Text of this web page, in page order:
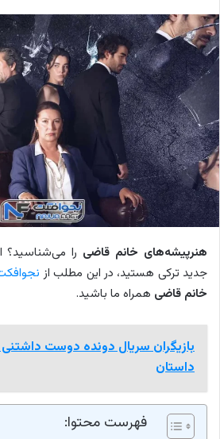
هنرپیشه‌های خانم قاضی را می‌شناسید؟
جدید ترکی هستید، در این مطلب از
خانم قاضی همراه ما باشید.
داستان
فهرست محتوا: